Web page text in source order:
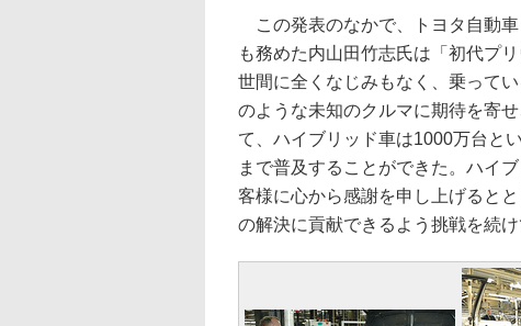
この発表のなかで、トヨタ自動
も務めた内山田竹志氏は「初代プ
世間に全くなじみもなく、乗って
のような未知のクルマに期待を寄
て、ハイブリッド車は1000万台と
まで普及することができた。ハイ
客様に心から感謝を申し上げると
の解決に貢献できるよう挑戦を続